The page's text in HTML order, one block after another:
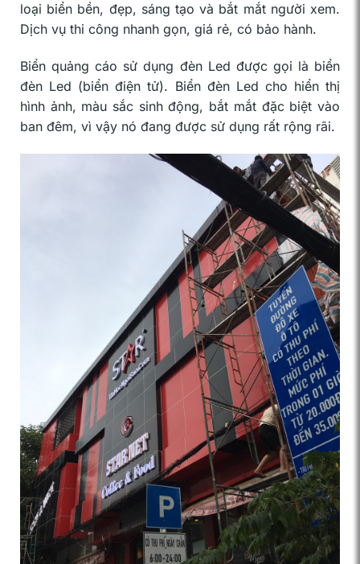
loại biển bền, đẹp, sáng tạo và bắt mắt người xem.
Dịch vụ thi công nhanh gọn, giá rẻ, có bảo hành.
Biển quảng cáo sử dụng đèn Led được gọi là biển
đèn Led (biển điện tử). Biển đèn Led cho hiển thị
hình ảnh, màu sắc sinh động, bắt mắt đặc biệt vào
ban đêm, vì vậy nó đang được sử dụng rất rộng rãi.